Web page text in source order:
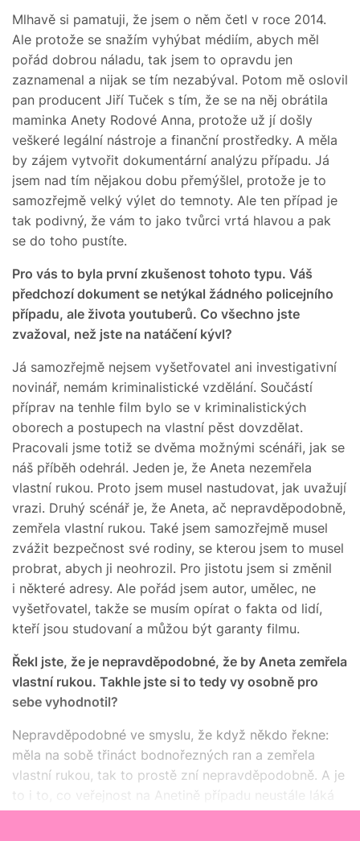
Mlhavě si pamatuji, že jsem o něm četl v roce 2014.
Ale protože se snažím vyhýbat médiím, abych měl
pořád dobrou náladu, tak jsem to opravdu jen
zaznamenal a nijak se tím nezabýval. Potom mě oslovil
pan producent Jiří Tuček s tím, že se na něj obrátila
maminka Anety Rodové Anna, protože už jí došly
veškeré legální nástroje a finanční prostředky. A měla
by zájem vytvořit dokumentární analýzu případu. Já
jsem nad tím nějakou dobu přemýšlel, protože je to
samozřejmě velký výlet do temnoty. Ale ten případ je
tak podivný, že vám to jako tvůrci vrtá hlavou a pak
se do toho pustíte.
Pro vás to byla první zkušenost tohoto typu. Váš
předchozí dokument se netýkal žádného policejního
případu, ale života youtuberů. Co všechno jste
zvažoval, než jste na natáčení kývl?
Já samozřejmě nejsem vyšetřovatel ani investigativní
novinář, nemám kriminalistické vzdělání. Součástí
příprav na tenhle film bylo se v kriminalistických
oborech a postupech na vlastní pěst dovzdělat.
Pracovali jsme totiž se dvěma možnými scénáři, jak se
náš příběh odehrál. Jeden je, že Aneta nezemřela
vlastní rukou. Proto jsem musel nastudovat, jak uvažují
vrazi. Druhý scénář je, že Aneta, ač nepravděpodobně,
zemřela vlastní rukou. Také jsem samozřejmě musel
zvážit bezpečnost své rodiny, se kterou jsem to musel
probrat, abych ji neohrozil. Pro jistotu jsem si změnil
i některé adresy. Ale pořád jsem autor, umělec, ne
vyšetřovatel, takže se musím opírat o fakta od lidí,
kteří jsou studovaní a můžou být garanty filmu.
Řekl jste, že je nepravděpodobné, že by Aneta zemřela
vlastní rukou. Takhle jste si to tedy vy osobně pro
sebe vyhodnotil?
Nepravděpodobné ve smyslu, že když někdo řekne:
měla na sobě třináct bodnořezných ran a zemřela
vlastní rukou, tak to prostě zní nepravděpodobně. A je
to i to, co veřejnost na Anetině případu neustále láká
a přitahuje. A proč měl v roce 2014 tak obrovský